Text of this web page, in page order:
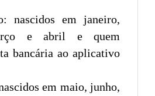
nascidos em janeiro,
e abril e quem
bancária ao aplicativo
em maio, junho,